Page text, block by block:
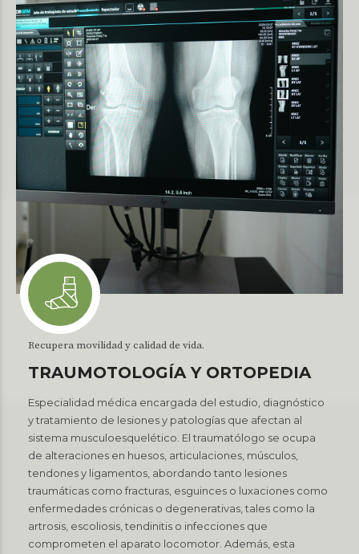
Recupera movilidad y calidad de vida.
TRAUMOTOLOGÍA Y ORTOPEDIA
Especialidad médica encargada del estudio, diagnóstico
y tratamiento de lesiones y patologías que afectan al
sistema musculoesquelético. El traumatólogo se ocupa
de alteraciones en huesos, articulaciones, músculos,
tendones y ligamentos, abordando tanto lesiones
traumáticas como fracturas, esguinces o luxaciones como
enfermedades crónicas o degenerativas, tales como la
artrosis, escoliosis, tendinitis o infecciones que
comprometen el aparato locomotor. Además, esta